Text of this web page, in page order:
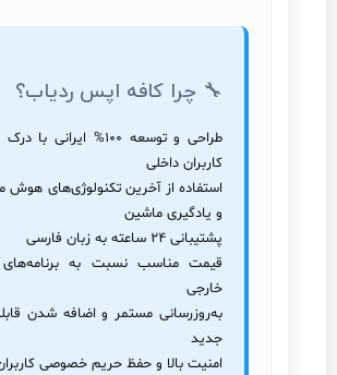
🔧 چرا کافه اپس ردیاب؟
طراحی و توسعه ۱۰۰% ایرانی
کاربران داخلی
استفاده از آخرین تکنولوژی‌های هوش
و یادگیری ماشین
پشتیبانی ۲۴ ساعته به زبان فارسی
قیمت مناسب نسبت به برنامه‌های
خارجی
به‌روزرسانی مستمر و اضافه شدن
جدید
امنیت بالا و حفظ حریم خصوصی